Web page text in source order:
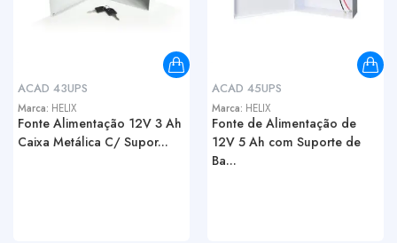
ACAD 43UPS
Marca: HELIX
Fonte Alimentação 12V 3 Ah
Caixa Metálica C/ Supor...
ACAD 45UPS
Marca: HELIX
Fonte de Alimentação de
12V 5 Ah com Suporte de
Ba...